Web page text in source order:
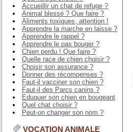
Accueillir un chat de refuge ?
Animal blessé ? Que faire ?
Aliments toxiques, attention !
Apprendre la marche en laisse ?
Apprendre le rappel ?
Apprendre le pas bouger ?
Chien perdu ! Que faire ?
Quelle race de chien choisir ?
Choisir son assurance ?
Donner des récompenses ?
Faut-il vacciner son chien ?
Faut-il des Parcs canins ?
Eduquer son chien en bougeant
Quel chat choisir ?
Peut-on changer son nom ?
VOCATION ANIMALE